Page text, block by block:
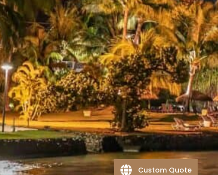
Custom Quote